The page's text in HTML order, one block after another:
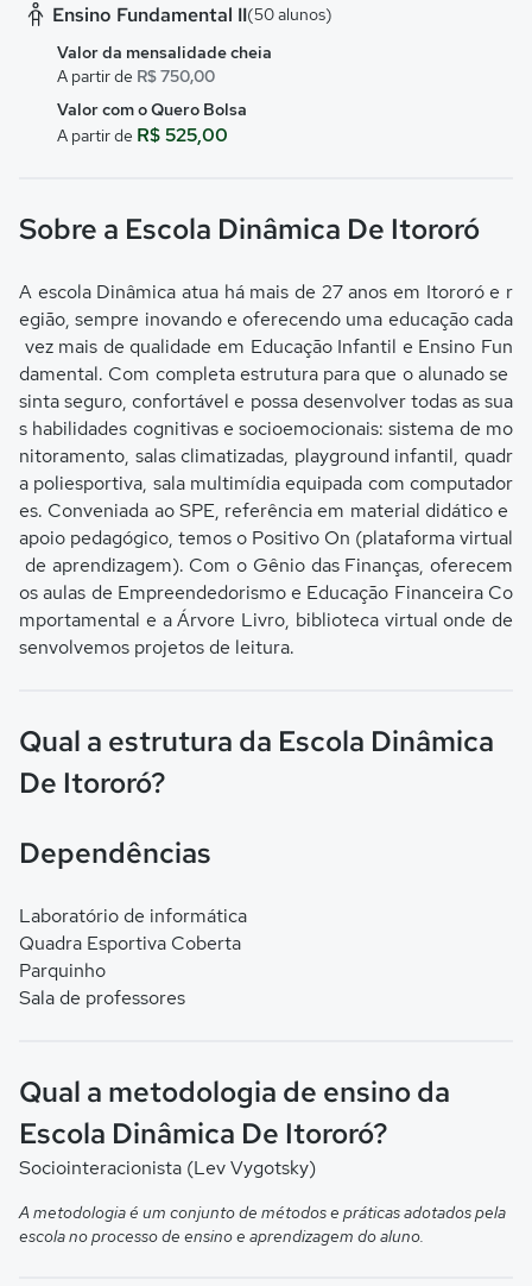
Ensino Fundamental II(50 alunos)
Valor da mensalidade cheia
A partir de R$ 750,00
Valor com o Quero Bolsa
A partir de R$ 525,00
Sobre a Escola Dinâmica De Itororó
A escola Dinâmica atua há mais de 27 anos em Itororó e r
egião, sempre inovando e oferecendo uma educação cada
vez mais de qualidade em Educação Infantil e Ensino Fun
damental. Com completa estrutura para que o alunado se
sinta seguro, confortável e possa desenvolver todas as sua
s habilidades cognitivas e socioemocionais: sistema de mo
nitoramento, salas climatizadas, playground infantil, quadr
a poliesportiva, sala multimídia equipada com computador
es. Conveniada ao SPE, referência em material didático e
apoio pedagógico, temos o Positivo On (plataforma virtual
de aprendizagem). Com o Gênio das Finanças, oferecem
os aulas de Empreendedorismo e Educação Financeira Co
mportamental e a Árvore Livro, biblioteca virtual onde de
senvolvemos projetos de leitura.
Qual a estrutura da Escola Dinâmica
De Itororó?
Dependências
Laboratório de informática
Quadra Esportiva Coberta
Parquinho
Sala de professores
Qual a metodologia de ensino da
Escola Dinâmica De Itororó?
Sociointeracionista (Lev Vygotsky)
A metodologia é um conjunto de métodos e práticas adotados pela
escola no processo de ensino e aprendizagem do aluno.